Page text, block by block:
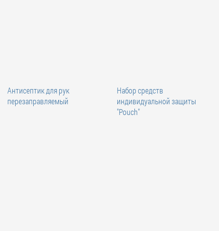
Антисептик для рук
перезаправляемый
Набор средств
индивидуальной защиты
"Pouch"